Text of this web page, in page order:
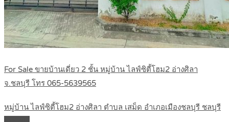
For Sale ขายบ้านเดี่ยว 2 ชั้น หมู่บ้าน ไลฟ์ซิตี้โฮม2 อ่างศิลา
จ.ชลบุรี โทร 065-5639565
หมู่บ้าน ไลฟ์ซิตี้โฮม2 อ่างศิลา ตำบล เสม็ด อำเภอเมืองชลบุรี ชลบุรี